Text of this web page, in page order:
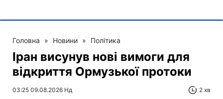
Головна » Новини » Політика
Іран висунув нові вимоги для
відкриття Ормузької протоки
03:25 09.08.2026 Нд 2 хв